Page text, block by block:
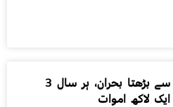
پاکستان میں فالج تیزی سے بڑھتا بحران، ہر سال 3